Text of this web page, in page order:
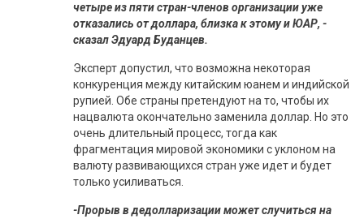
четыре из пяти стран-членов организации уже
отказались от доллара, близка к этому и ЮАР, -
сказал Эдуард Буданцев.
Эксперт допустил, что возможна некоторая
конкуренция между китайским юанем и индийской
рупией. Обе страны претендуют на то, чтобы их
нацвалюта окончательно заменила доллар. Но это
очень длительный процесс, тогда как
фрагментация мировой экономики с уклоном на
валюту развивающихся стран уже идет и будет
только усиливаться.
-Прорыв в дедолларизации может случиться на